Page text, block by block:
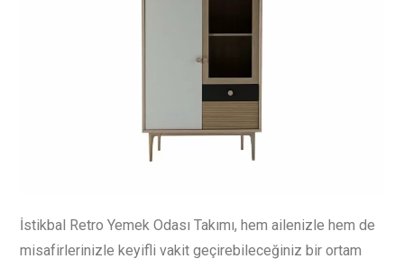
İstikbal Retro Yemek Odası Takımı, hem ailenizle hem de
misafirlerinizle keyifli vakit geçirebileceğiniz bir ortam